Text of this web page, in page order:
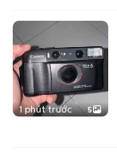
1 phút trước 5